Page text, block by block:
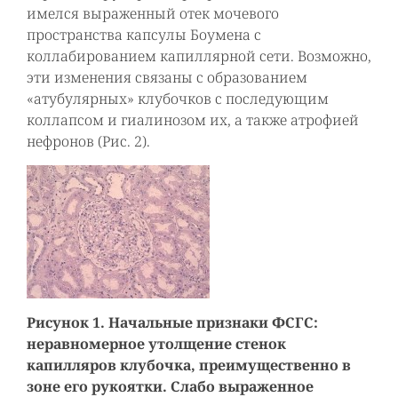
имелся выраженный отек мочевого
пространства капсулы Боумена с
коллабированием капиллярной сети. Возможно,
эти изменения связаны с образованием
«атубулярных» клубочков с последующим
коллапсом и гиалинозом их, а также атрофией
нефронов (Рис. 2).
Рисунок 1. Начальные признаки ФСГС:
неравномерное утолщение стенок
капилляров клубочка, преимущественно в
зоне его рукоятки. Слабо выраженное